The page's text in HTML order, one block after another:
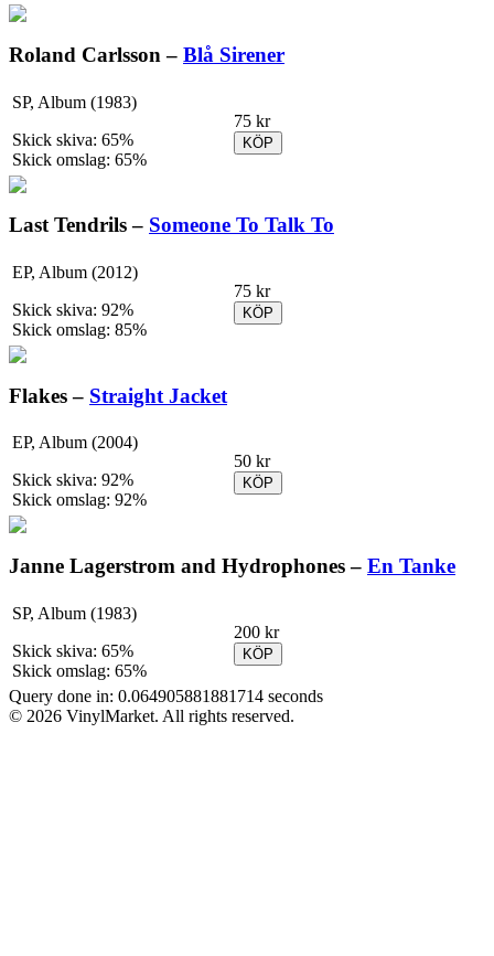
Roland Carlsson – Blå Sirener
SP, Album (1983)
Skick skiva: 65%
Skick omslag: 65%
75 kr
KÖP
Last Tendrils – Someone To Talk To
EP, Album (2012)
Skick skiva: 92%
Skick omslag: 85%
75 kr
KÖP
Flakes – Straight Jacket
EP, Album (2004)
Skick skiva: 92%
Skick omslag: 92%
50 kr
KÖP
Janne Lagerstrom and Hydrophones – En Tanke
SP, Album (1983)
Skick skiva: 65%
Skick omslag: 65%
200 kr
KÖP
Query done in: 0.064905881881714 seconds
© 2026 VinylMarket. All rights reserved.